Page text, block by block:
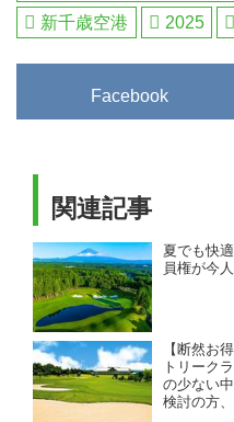
新千歳空港
2025
Facebook
関連記事
夏でも快
員権が今
【断然お
トリーク
の少ない
検討の方